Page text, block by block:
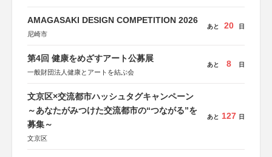
AMAGASAKI DESIGN COMPETITION 2026
尼崎市
あと 20 日
第4回 健康をめざすアート公募展
一般財団法人健康とアートを結ぶ会
あと 8 日
文京区×交流都市ハッシュタグキャンペーン
～あなたがみつけた交流都市の“つながる”を
募集～
文京区
あと 127 日